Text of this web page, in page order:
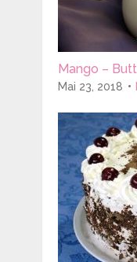
Mango –
Mai 23, 2018